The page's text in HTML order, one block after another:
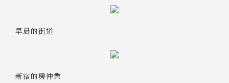
早晨的街道
新宿的房仲業